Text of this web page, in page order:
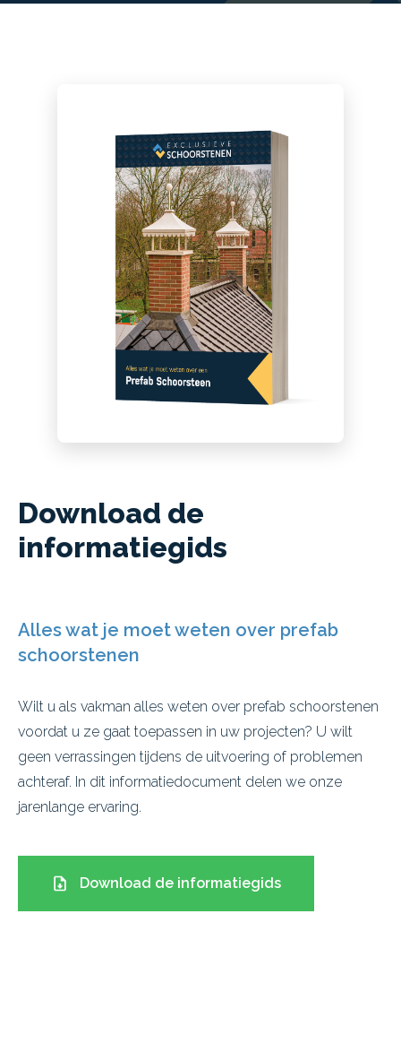
Download de
informatiegids
Alles wat je moet weten over prefab
schoorstenen
Wilt u als vakman alles weten over prefab schoorstenen
voordat u ze gaat toepassen in uw projecten? U wilt
geen verrassingen tijdens de uitvoering of problemen
achteraf. In dit informatiedocument delen we onze
jarenlange ervaring.
Download de informatiegids